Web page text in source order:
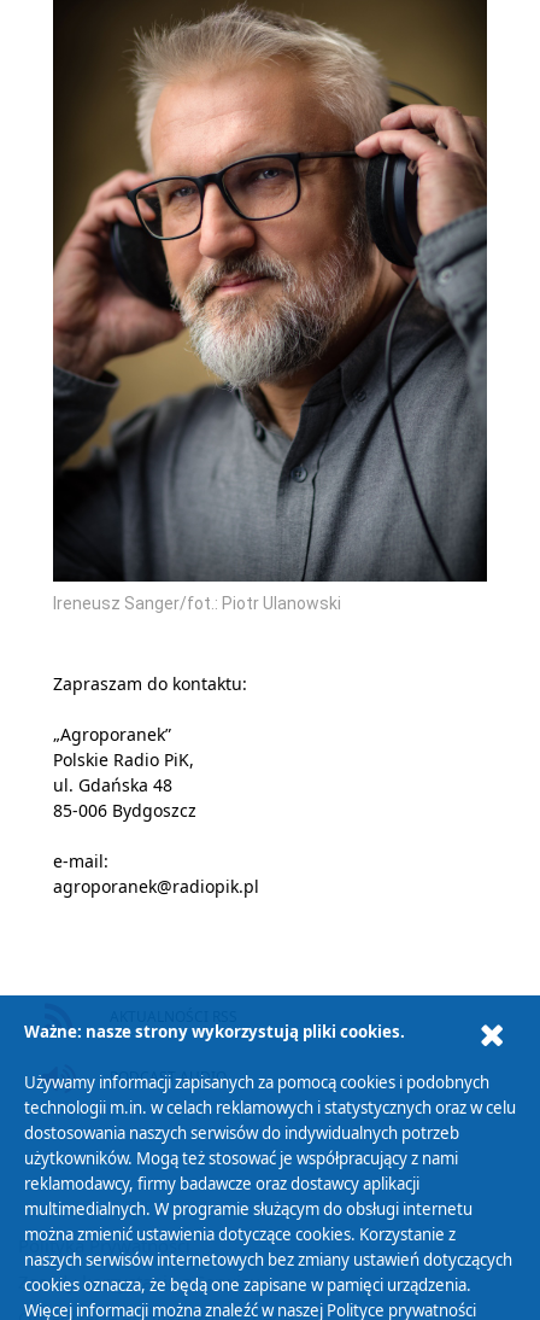
Ireneusz Sanger/fot.: Piotr Ulanowski
Zapraszam do kontaktu:
„Agroporanek”
Polskie Radio PiK,
ul. Gdańska 48
85-006 Bydgoszcz
e-mail:
agroporanek@radiopik.pl
PODCAST AUDIO
Polityka Prywatności
Zasady korzystania z Serwisu
Ważne: nasze strony wykorzystują pliki cookies.
Używamy informacji zapisanych za pomocą cookies i podobnych
technologii m.in. w celach reklamowych i statystycznych oraz w celu
dostosowania naszych serwisów do indywidualnych potrzeb
użytkowników. Mogą też stosować je współpracujący z nami
reklamodawcy, firmy badawcze oraz dostawcy aplikacji
multimedialnych. W programie służącym do obsługi internetu
można zmienić ustawienia dotyczące cookies. Korzystanie z
naszych serwisów internetowych bez zmiany ustawień dotyczących
cookies oznacza, że będą one zapisane w pamięci urządzenia.
Więcej informacji można znaleźć w naszej Polityce prywatności